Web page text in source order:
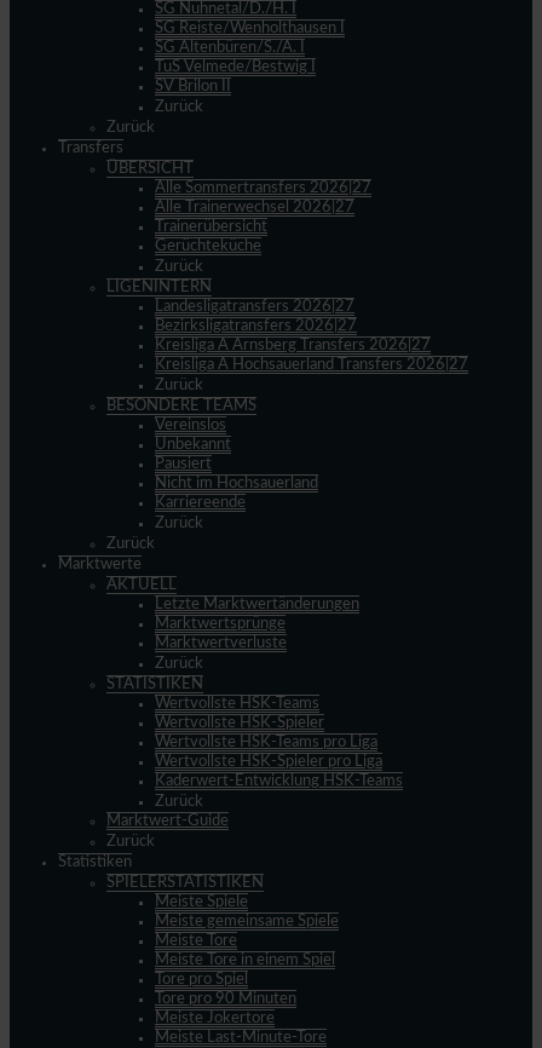
SG Nuhnetal/D./H. I
SG Reiste/Wenholthausen I
SG Altenbüren/S./A. I
TuS Velmede/Bestwig I
SV Brilon II
Zurück
Zurück
Transfers
ÜBERSICHT
Alle Sommertransfers 2026|27
Alle Trainerwechsel 2026|27
Trainerübersicht
Gerüchteküche
Zurück
LIGENINTERN
Landesligatransfers 2026|27
Bezirksligatransfers 2026|27
Kreisliga A Arnsberg Transfers 2026|27
Kreisliga A Hochsauerland Transfers 2026|27
Zurück
BESONDERE TEAMS
Vereinslos
Unbekannt
Pausiert
Nicht im Hochsauerland
Karriereende
Zurück
Zurück
Marktwerte
AKTUELL
Letzte Marktwertänderungen
Marktwertsprünge
Marktwertverluste
Zurück
STATISTIKEN
Wertvollste HSK-Teams
Wertvollste HSK-Spieler
Wertvollste HSK-Teams pro Liga
Wertvollste HSK-Spieler pro Liga
Kaderwert-Entwicklung HSK-Teams
Zurück
Marktwert-Guide
Zurück
Statistiken
SPIELERSTATISTIKEN
Meiste Spiele
Meiste gemeinsame Spiele
Meiste Tore
Meiste Tore in einem Spiel
Tore pro Spiel
Tore pro 90 Minuten
Meiste Jokertore
Meiste Last-Minute-Tore